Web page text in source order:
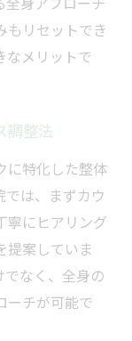
もリセットでき
なメリットで
調整法
に特化した整体
は、まずカウ
寧にヒアリング
提案していま
でなく、全身の
ーチが可能で